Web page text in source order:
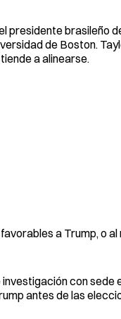
presidente brasileño
de Boston.
a alinearse.
a Trump, o al
con sede
antes de las